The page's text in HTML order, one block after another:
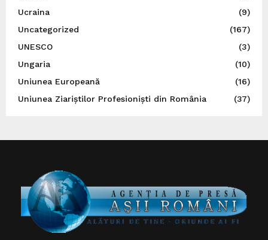
Ucraina
(9)
Uncategorized
(167)
UNESCO
(3)
Ungaria
(10)
Uniunea Europeană
(16)
Uniunea Ziariștilor Profesioniști din România
(37)